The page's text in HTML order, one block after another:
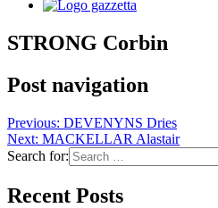
STRONG Corbin
Post navigation
Previous: DEVENYNS Dries
Next: MACKELLAR Alastair
Search for:
Recent Posts